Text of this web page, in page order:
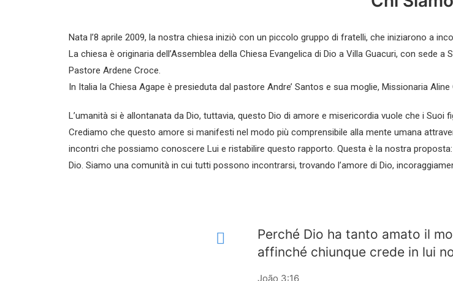
Nata l’8 aprile 2009, la nostra chiesa iniziò con un piccolo gruppo di fratelli, che iniziarono a
La chiesa è originaria dell’Assemblea della Chiesa Evangelica di Dio a Villa Guacuri, con sede
Pastore Ardene Croce.
In Italia la Chiesa Agape è presieduta dal pastore Andre’ Santos e sua moglie, Missionaria Aline
L’umanità si è allontanata da Dio, tuttavia, questo Dio di amore e misericordia vuole che i
Crediamo che questo amore si manifesti nel modo più comprensibile alla mente umana
incontri che possiamo conoscere Lui e ristabilire questo rapporto. Questa è la nostra
Dio. Siamo una comunità in cui tutti possono incontrarsi, trovando l’amore di Dio,
Perché Dio ha tanto amato il
affinché chiunque crede in lui
João 3:16